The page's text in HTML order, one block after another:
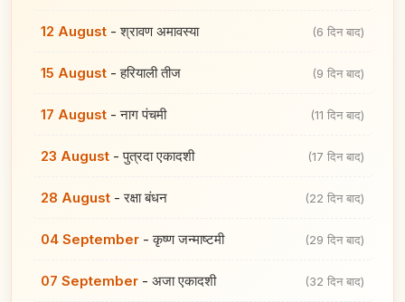
12 August -श्रावण अमावस्या (6 दिन बाद)
15 August -हरियाली तीज (9 दिन बाद)
17 August -नाग पंचमी (11 दिन बाद)
23 August -पुत्रदा एकादशी (17 दिन बाद)
28 August -रक्षा बंधन (22 दिन बाद)
04 September -कृष्ण जन्माष्टमी (29 दिन बाद)
07 September - अजा एकादशी (32 दिन बाद)